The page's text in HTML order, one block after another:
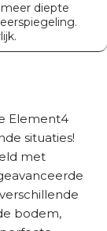
diepte
Element4
situaties!
met
bodem,